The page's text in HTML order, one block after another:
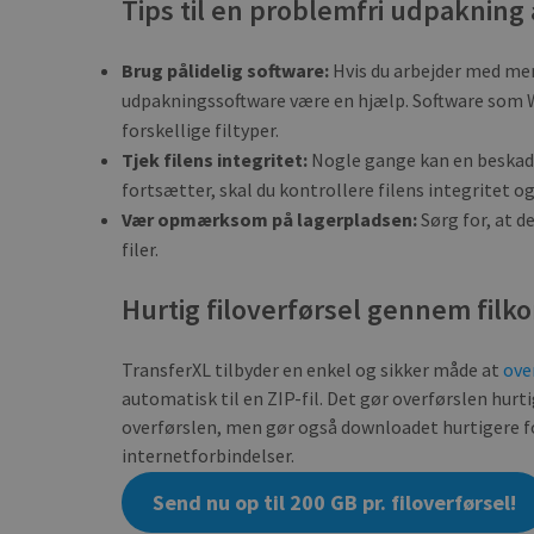
Tips til en problemfri
Brug pålidelig software: Hvis du arbejder med
udpakningssoftware være en hjælp. Software
forskellige filtyper.
Tjek filens integritet: Nogle gange kan en
fortsætter, skal du kontrollere filens integritet og
Vær opmærksom på lagerpladsen:Sørg for, at
filer.
Hurtig filoverførsel gennem
TransferXL tilbyder en enkel og sikker måde at
automatisk til en ZIP-fil. Det gør overførslen
overførslen, men gør også downloadet hurtigere
internetforbindelser.
Send nu op til 200 GB pr. filoverførsel!
Strictly necessary
NAME
NAME
NAME